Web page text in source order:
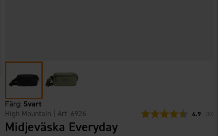
Färg: Svart
High Mountain
| Art 6926 4.9
Midjeväska Everyday